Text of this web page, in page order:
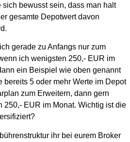
sich bewusst sein, dass man halt
gesamte Depotwert davon
gerade zu Anfangs nur zum
ich wenigsten 250,- EUR im
ein Beispiel wie oben genannt
bereits 5 oder mehr Werte im Depot
zum Erweitern, dann gern
250,- EUR im Monat. Wichtig ist die
ihr bei eurem Broker